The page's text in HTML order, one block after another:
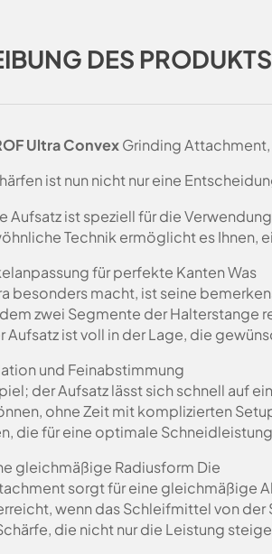
DES PRODUKTS
Ultra ConvexGrinding
ist nun nicht nur eine
Aufsatz ist speziell für die
Technik ermöglicht es Ihnen,
für perfekte Kanten Was
besonders macht, ist seine
zwei Segmente der Halterstange
Aufsatz ist voll in der Lage, die
und Feinabstimmung
der Aufsatz lässt sich schnell auf
ohne Zeit mit komplizierten
die für eine optimale
gleichmäßige Radiusform Die
sorgt für eine gleichmäßige
wenn das Schleifmittel von
die nicht nur die Leistung